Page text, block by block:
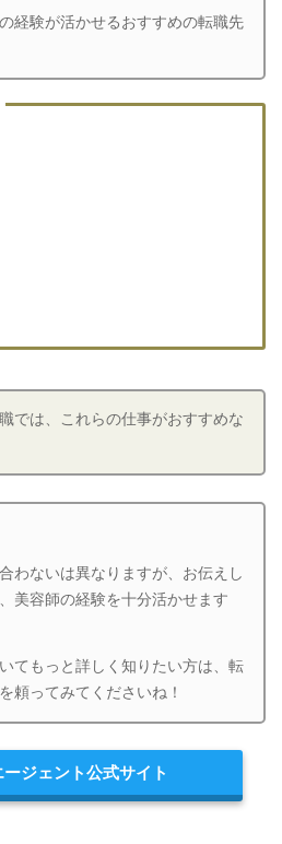
経験が活かせるおすすめの転職先
では、これらの仕事がおすすめな
わないは異なりますが、お伝えし
美容師の経験を十分活かせます
てもっと詳しく知りたい方は、転
頼ってみてくださいね！
ージェント公式サイト